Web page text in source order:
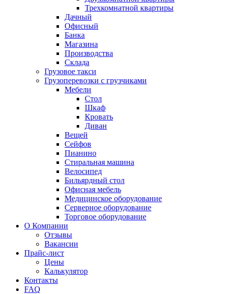
Трехкомнатной квартиры
Дачный
Офисный
Банка
Магазина
Производства
Склада
Грузовое такси
Грузоперевозки с грузчиками
Мебели
Стол
Шкаф
Кровать
Диван
Вещей
Сейфов
Пианино
Стиральная машина
Велосипед
Бильярдный стол
Офисная мебель
Медицинское оборудование
Серверное оборудование
Торговое оборудование
О Компании
Отзывы
Вакансии
Прайс-лист
Цены
Калькулятор
Контакты
FAQ